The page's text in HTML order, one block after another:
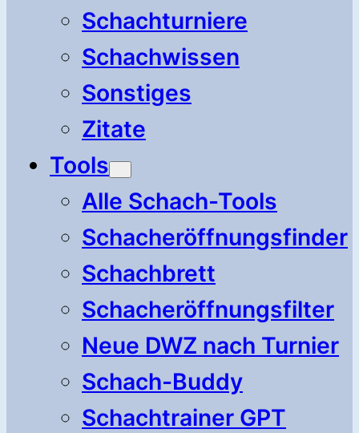
Schachturniere
Schachwissen
Sonstiges
Zitate
Tools
Alle Schach-Tools
Schacheröffnungsfinder
Schachbrett
Schacheröffnungsfilter
Neue DWZ nach Turnier
Schach-Buddy
Schachtrainer GPT